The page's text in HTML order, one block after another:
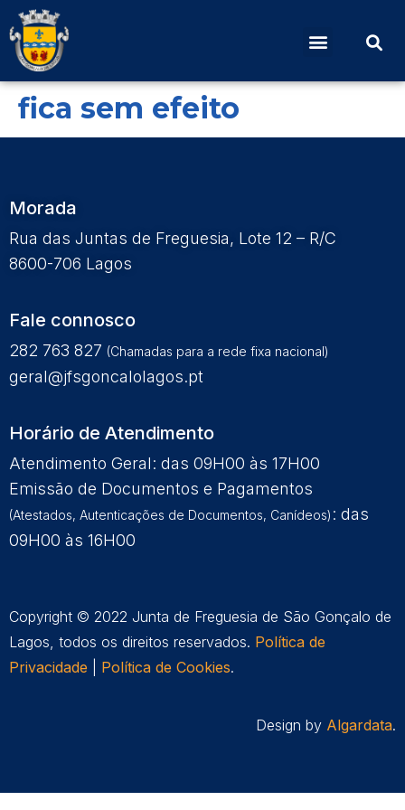
Edital Nº 17 – Reunião
Ordinária – 07-08-2024
fica sem efeito
Morada
Rua das Juntas de Freguesia, Lote 12 – R/C
8600-706 Lagos
Fale connosco
282 763 827 (Chamadas para a rede fixa nacional)
geral@jfsgoncalolagos.pt
Horário de Atendimento
Atendimento Geral: das 09H00 às 17H00
Emissão de Documentos e Pagamentos
(Atestados, Autenticações de Documentos, Canídeos) : das
09H00 às 16H00
Copyright © 2022 Junta de Freguesia de São Gonçalo de
Lagos, todos os direitos reservados. Política de
Privacidade
Política de Cookies.
Design by Algardata.